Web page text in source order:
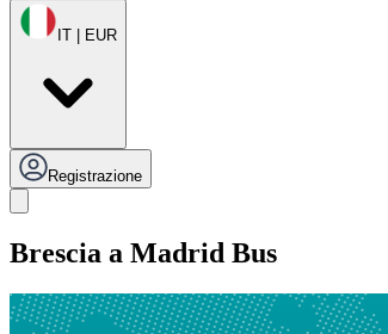
IT | EUR
Registrazione
Brescia a Madrid Bus